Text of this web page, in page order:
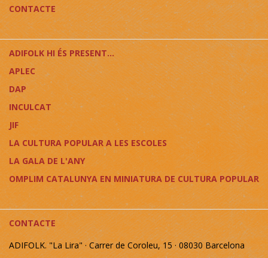
CONTACTE
ADIFOLK HI ÉS PRESENT...
APLEC
DAP
INCULCAT
JIF
LA CULTURA POPULAR A LES ESCOLES
LA GALA DE L'ANY
OMPLIM CATALUNYA EN MINIATURA DE CULTURA POPULAR
CONTACTE
ADIFOLK. "La Lira" · Carrer de Coroleu, 15 · 08030 Barcelona